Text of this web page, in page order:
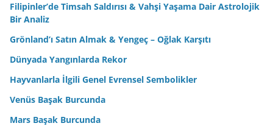
Filipinler’de Timsah Saldırısı & Vahşi Yaşama Dair Astrolojik
Bir Analiz
Grönland’ı Satın Almak & Yengeç – Oğlak Karşıtı
Dünyada Yangınlarda Rekor
Hayvanlarla İlgili Genel Evrensel Sembolikler
Venüs Başak Burcunda
Mars Başak Burcunda